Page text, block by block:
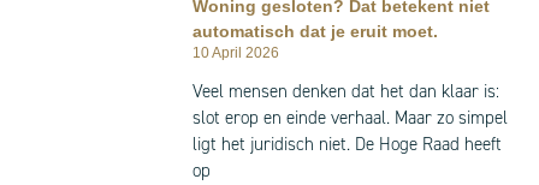
Woning gesloten? Dat betekent niet
automatisch dat je eruit moet.
10 April 2026
Veel mensen denken dat het dan klaar is:
slot erop en einde verhaal. Maar zo simpel
ligt het juridisch niet. De Hoge Raad heeft
op